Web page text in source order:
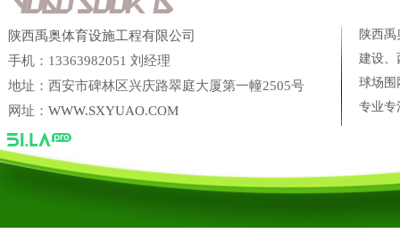
陕西禹奥体育设施工程有限公司
手机：13363982051 刘经理
地址：西安市碑林区兴庆路翠庭大厦第一幢2505号
网址： WWW.SXYUAO.COM
陕西
建设、
球场
专业专